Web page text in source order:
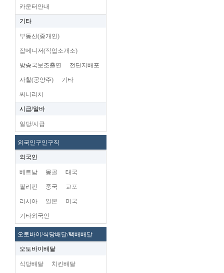
카운터안내
기타
부동산(중개인)
잡메니저(직업소개소)
방송국보조출연 전단지배포
사찰(공양주) 기타
써니리치
시급/알바
일당/시급
외국인구인구직
외국인
베트남 몽골 태국
필리핀 중국 교포
러시아 일본 미국
기타외국인
오토바이/식당배달/택배배달
오토바이배달
식당배달 치킨배달